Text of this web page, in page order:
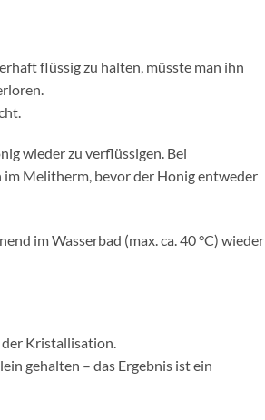
flüssig zu halten, müsste man ihn
wieder zu verflüssigen. Bei
im Melitherm, bevor der Honig entweder
im Wasserbad (max. ca. 40 °C) wieder
Kristallisation.
gehalten – das Ergebnis ist ein